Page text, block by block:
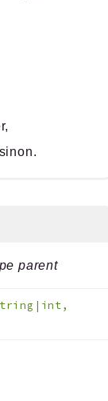
parent